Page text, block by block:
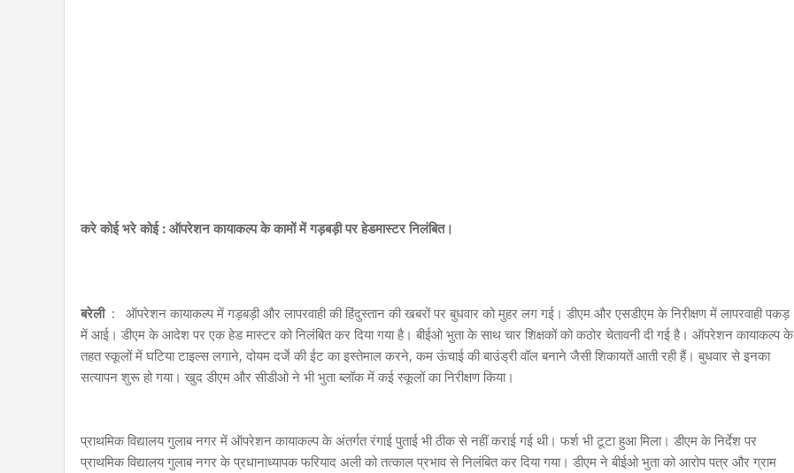
करे कोई भरे कोई : ऑपरेशन कायाकल्प के कामों में गड़बड़ी पर हेडमास्टर निलंबित।
बरेली: ऑपरेशन कायाकल्प में गड़बड़ी और लापरवाही की हिंदुस्तान की खबरों पर बुधवार को मुहर लग गई। डीएम और एसडीएम के निरीक्षण में लापरवाही पकड़
में आई। डीएम के आदेश पर एक हेड मास्टर को निलंबित कर दिया गया है। बीईओ भुता के साथ चार शिक्षकों को कठोर चेतावनी दी गई है। ऑपरेशन कायाकल्प के
तहत स्कूलों में घटिया टाइल्स लगाने, दोयम दर्जे की ईट का इस्तेमाल करने, कम ऊंचाई की बाउंड्री वॉल बनाने जैसी शिकायतें आती रही हैं। बुधवार से इनका
सत्यापन शुरू हो गया। खुद डीएम और सीडीओ ने भी भुता ब्लॉक में कई स्कूलों का निरीक्षण किया।
प्राथमिक विद्यालय गुलाब नगर में ऑपरेशन कायाकल्प के अंतर्गत रंगाई पुताई भी ठीक से नहीं कराई गई थी। फर्श भी टूटा हुआ मिला। डीएम के निर्देश पर
प्राथमिक विद्यालय गुलाब नगर के प्रधानाध्यापक फरियाद अली को तत्काल प्रभाव से निलंबित कर दिया गया। डीएम ने बीईओ भुता को आरोप पत्र और ग्राम